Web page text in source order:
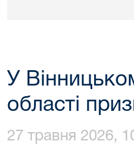
У
області
27 травня 2026,